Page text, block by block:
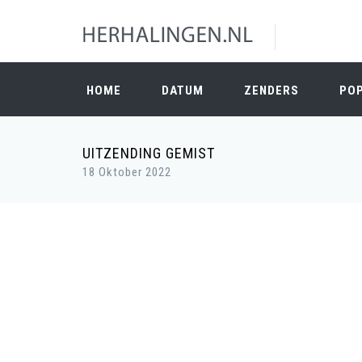
HOME DATUM ZENDERS
UITZENDING GEMIST
18 Oktober 2022